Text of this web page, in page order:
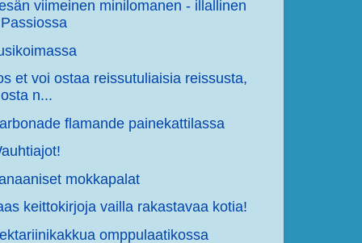
viimeinen minilomanen - illallinen
Passiossa
et voi ostaa reissutuliaisia reissusta,
osta n...
flamande painekattilassa
mokkapalat
keittokirjoja vailla rakastavaa kotia!
omppulaatikossa